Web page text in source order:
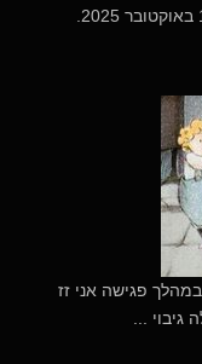
פגישה אני זז
...